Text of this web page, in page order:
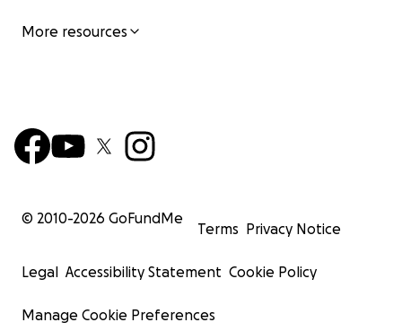
More resources
© 2010-2026 GoFundMe
Terms Privacy Notice
Legal Accessibility Statement Cookie Policy
Manage Cookie Preferences